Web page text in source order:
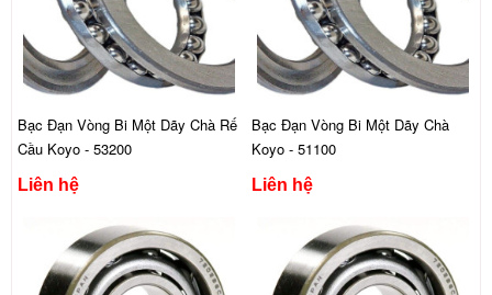
Bạc Đạn Vòng Bi Một Dãy Chà Rế
Cầu Koyo - 53200
Liên hệ
Bạc Đạn Vòng Bi Một Dãy Chà
Koyo - 51100
Liên hệ